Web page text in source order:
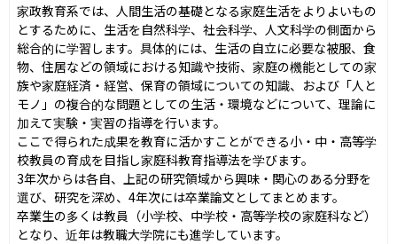
家政教育系では、人間生活の基礎となる家庭生活をよりよいもの
とするために、生活を自然科学、社会科学、人文科学の側面から
総合的に学習します。具体的には、生活の自立に必要な被服、食
物、住居などの領域における知識や技術、家庭の機能としての家
族や家庭経済・経営、保育の領域についての知識、および「人と
モノ」の複合的な問題としての生活・環境などについて、理論に
加えて実験・実習の指導を行います。
ここで得られた成果を教育に活かすことができる小・中・高等学
校教員の育成を目指し家庭科教育指導法を学びます。
3年次からは各自、上記の研究領域から興味・関心のある分野を
選び、研究を深め、4年次には卒業論文としてまとめます。
卒業生の多くは教員（小学校、中学校・高等学校の家庭科など）
となり、近年は教職大学院にも進学しています。